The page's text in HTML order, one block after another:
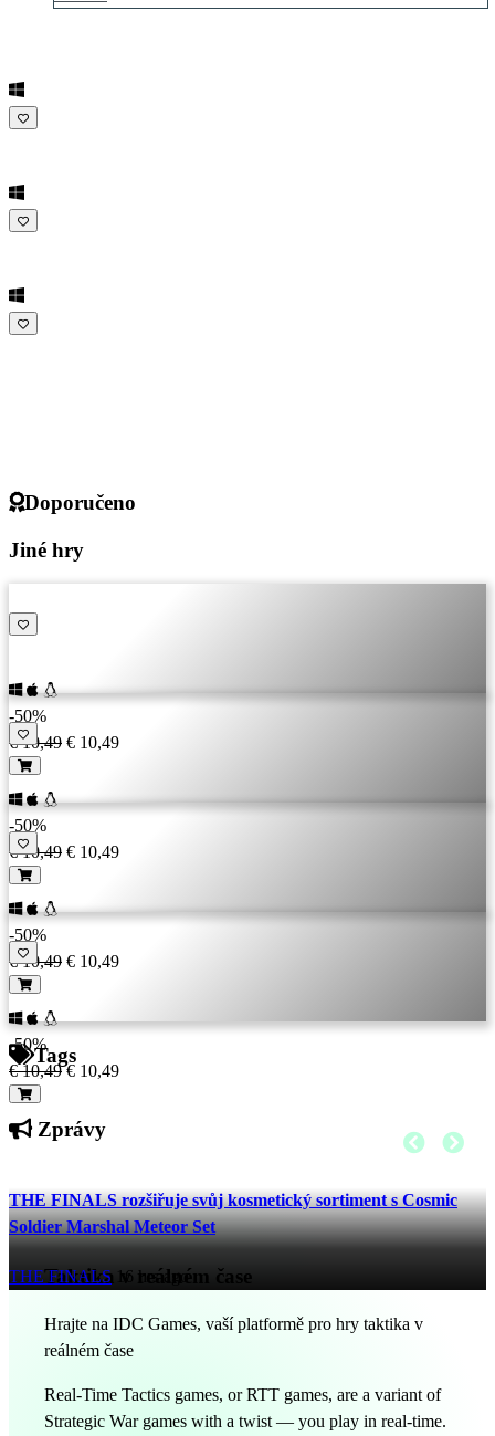
Doporučeno
Jiné hry
-50%
€ 10,49 € 10,49
-50%
€ 10,49 € 10,49
-50%
€ 10,49 € 10,49
-50%
€ 10,49 € 10,49
Tags
Zprávy
THE FINALS rozšiřuje svůj kosmetický sortiment s Cosmic
Soldier Marshal Meteor Set
THE FINALS 16 hrs ago
Taktika v reálném čase
Hrajte na IDC Games, vaší platformě pro hry taktika v
reálném čase
Real-Time Tactics games, or RTT games, are a variant of
Strategic War games with a twist — you play in real-time.